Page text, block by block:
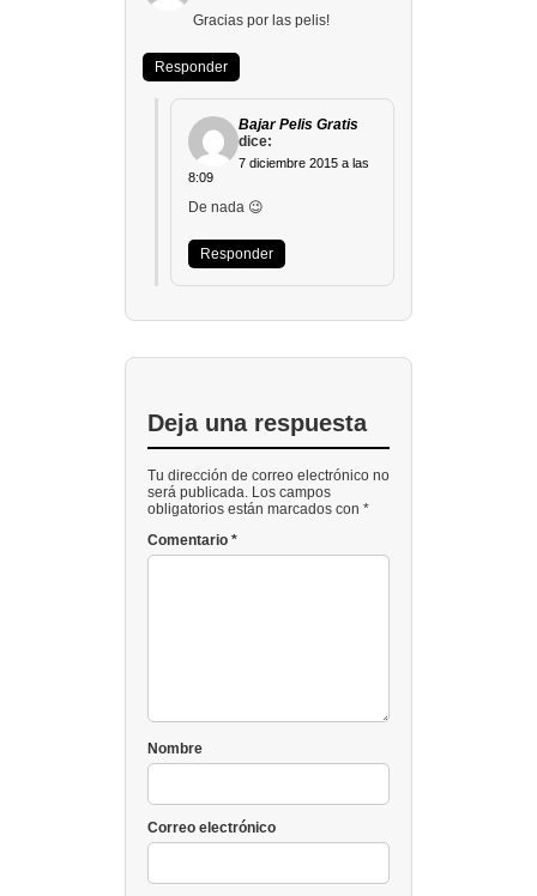
Gracias por las pelis!
Responder
Bajar Pelis Gratis
dice:
7 diciembre 2015 a las
8:09
De nada 😉
Responder
Deja una respuesta
Tu dirección de correo electrónico no
será publicada. Los campos
obligatorios están marcados con *
Comentario *
Nombre
Correo electrónico